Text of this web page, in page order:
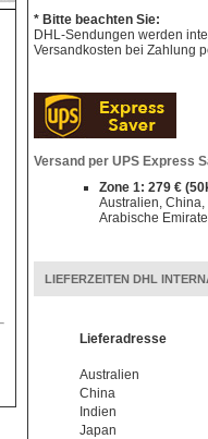
* Bitte beachten Sie:
DHL-Sendungen werden
Versandkosten bei Zahlung
Versand per UPS Express
Zone 1: 279 €
Australien,
Arabische
LIEFERZEITEN DHL
Lieferadresse
Australien
China
Indien
Japan